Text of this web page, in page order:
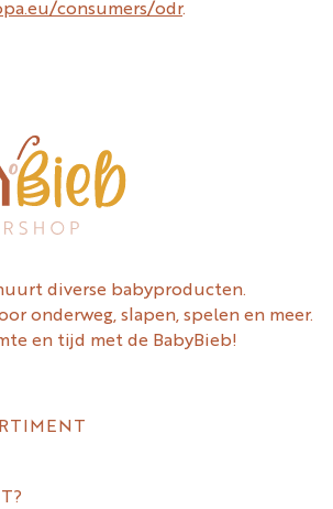
consumers/odr.
diverse babyproducten.
onderweg, slapen, spelen en meer.
en tijd met de BabyBieb!